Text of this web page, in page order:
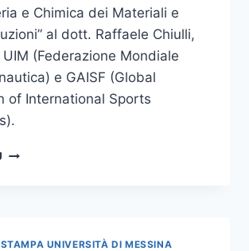
e Chimica dei Materiali e
al dott. Raffaele Chiulli,
(Federazione Mondiale
e GAISF (Global
of International Sports
CONFERITO
UNIVERSITÀ DI MESSINA